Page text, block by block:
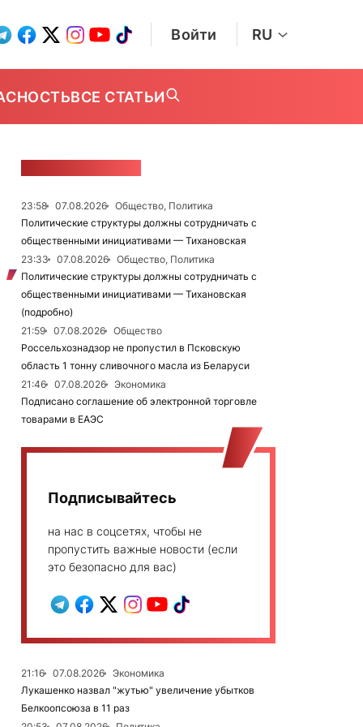
Войти RU
ВСЕ СТАТЬИ
23:58 07.08.2026
Общество, Политика
Политические структуры должны сотрудничать с
общественными инициативами — Тихановская
23:33
07.08.2026
Общество, Политика
Политические структуры должны сотрудничать с
общественными инициативами — Тихановская
(подробно)
21:59
07.08.2026
Общество
Россельхознадзор не пропустил в Псковскую
область 1 тонну сливочного масла из Беларуси
21:46
07.08.2026
Экономика
Подписано соглашение об электронной торговле
товарами в ЕАЭС
Подписывайтесь
на нас в соцсетях, чтобы не
пропустить важные новости (если
это безопасно для вас)
21:16 07.08.2026
Экономика
Лукашенко назвал "жутью" увеличение убытков
Белкоопсоюза в 11 раз